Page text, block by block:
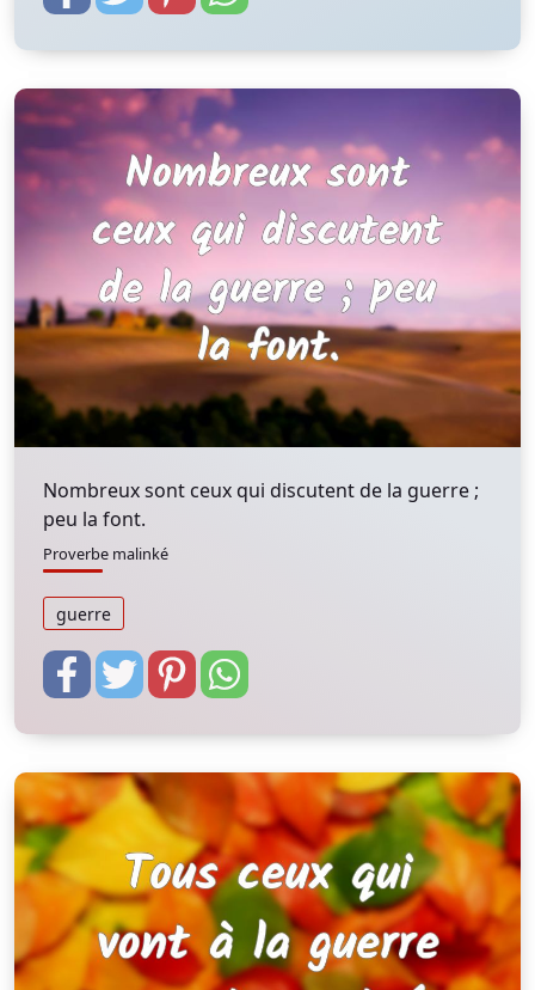
Nombreux sont ceux qui discutent de la guerre ;
peu la font.
Proverbe malinké
guerre